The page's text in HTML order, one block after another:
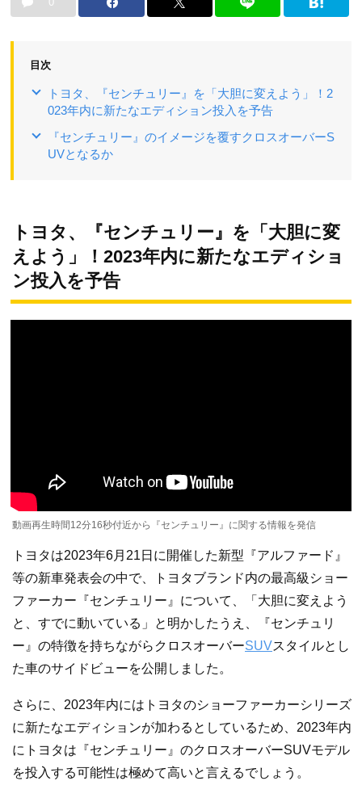
目次
トヨタ、『センチュリー』を「大胆に変えよう」！2
023年内に新たなエディション投入を予告
『センチュリー』のイメージを覆すクロスオーバーS
UVとなるか
トヨタ、『センチュリー』を「大胆に変
えよう」！2023年内に新たなエディショ
ン投入を予告
動画再生時間12分16秒付近から『センチュリー』に関する情報を発信
トヨタは2023年6月21日に開催した新型『アルファード』
等の新車発表会の中で、トヨタブランド内の最高級ショー
ファーカー『センチュリー』について、「大胆に変えよう
と、すでに動いている」と明かしたうえ、『センチュリ
ー』の特徴を持ちながらクロスオーバーSUVスタイルとし
た車のサイドビューを公開しました。
さらに、2023年内にはトヨタのショーファーカーシリーズ
に新たなエディションが加わるとしているため、2023年内
にトヨタは『センチュリー』のクロスオーバーSUVモデル
を投入する可能性は極めて高いと言えるでしょう。